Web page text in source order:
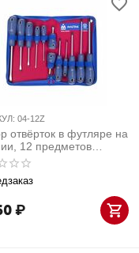
04-12Z
отвёрток в футляре на
12 предметов
04-12Z
₽